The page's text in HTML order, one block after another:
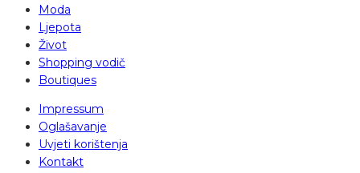
Moda
Ljepota
Život
Shopping vodič
Boutiques
Impressum
Oglašavanje
Uvjeti korištenja
Kontakt